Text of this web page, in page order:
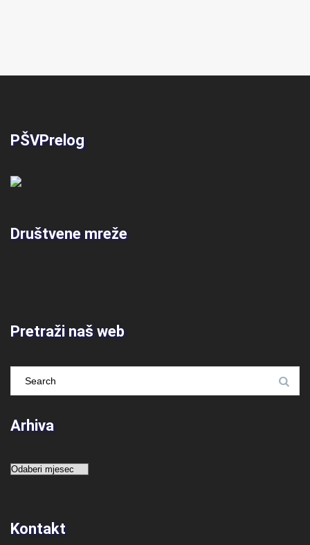
PŠVPrelog
Društvene mreže
Pretraži naš web
Arhiva
Arhiva
Kontakt